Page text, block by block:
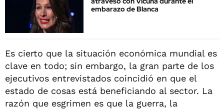
embarazo de Blanca
Es cierto que la situación económica mundial es
clave en todo; sin embargo, la gran parte de los
ejecutivos entrevistados coincidió en que el
estado de cosas está beneficiando al sector. La
razón que esgrimen es que la guerra, la